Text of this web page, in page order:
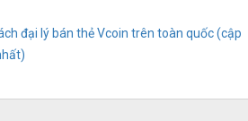
đại lý bán thẻ Vcoin trên toàn quốc (cập